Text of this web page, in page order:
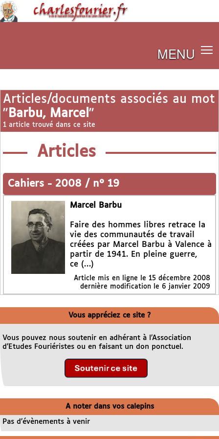
MENU
Articles/documents associés au mot
" Barbu, Marcel "
1 article trouvé dans ce site
Articles
Cahiers - 2008 / n° 19
Marcel Barbu
Faire des hommes libres retrace la
vie des communautés de travail
créées par Marcel Barbu à Valence à
partir de 1941. En pleine guerre,
ce (…)
Article mis en ligne le 15 décembre 2008
dernière modification le 6 janvier 2009
Vous appréciez ce site ?
Vous pouvez nous soutenir en adhérant à l’Association
d’Etudes Fouriéristes ou en faisant un don ponctuel.
A noter dans vos calepins
Pas d’évènements à venir